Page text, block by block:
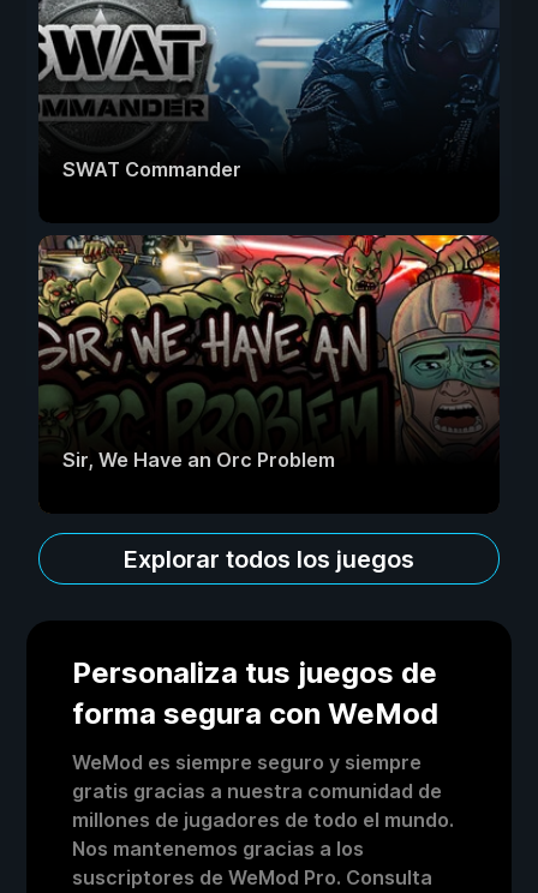
SWAT Commander
Sir, We Have an Orc Problem
Explorar todos los juegos
Personaliza tus juegos de
forma segura con WeMod
WeMod es siempre seguro y siempre
gratis gracias a nuestra comunidad de
millones de jugadores de todo el mundo.
Nos mantenemos gracias a los
suscriptores de WeMod Pro. Consulta